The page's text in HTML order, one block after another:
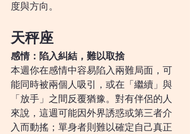
度與方向。
天秤座
感情：陷入糾結，難以取捨
本週你在感情中容易陷入兩難局面，可
能同時被兩個人吸引，或在「繼續」與
「放手」之間反覆猶豫。對有伴侶的人
來說，這週可能因外界誘惑或第三者介
入而動搖；單身者則難以確定自己真正